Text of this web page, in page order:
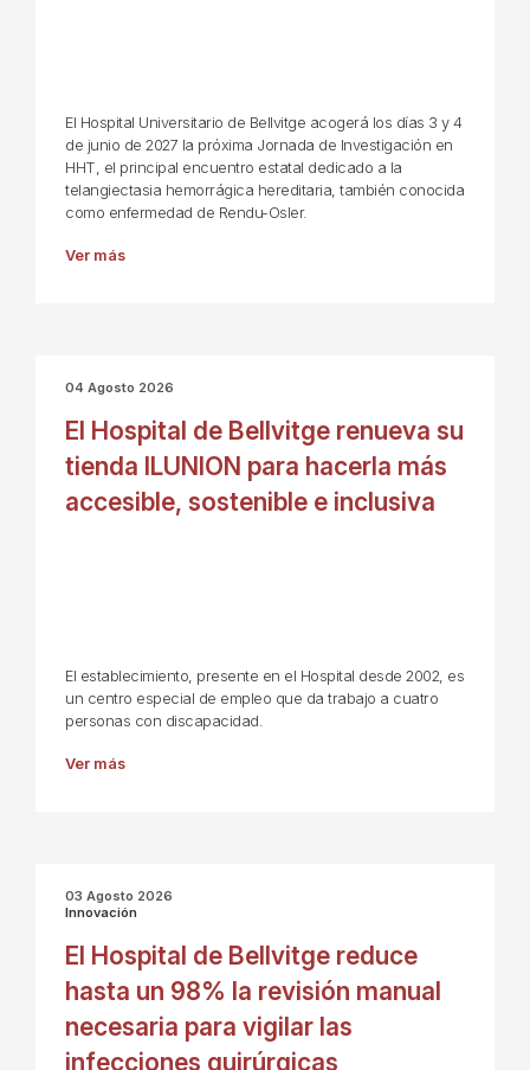
El Hospital Universitario de Bellvitge acogerá los días 3 y 4
de junio de 2027 la próxima Jornada de Investigación en
HHT, el principal encuentro estatal dedicado a la
telangiectasia hemorrágica hereditaria, también conocida
como enfermedad de Rendu-Osler.
Ver más
04 Agosto 2026
El Hospital de Bellvitge renueva su
tienda ILUNION para hacerla más
accesible, sostenible e inclusiva
El establecimiento, presente en el Hospital desde 2002, es
un centro especial de empleo que da trabajo a cuatro
personas con discapacidad.
Ver más
03 Agosto 2026
Innovación
El Hospital de Bellvitge reduce
hasta un 98% la revisión manual
necesaria para vigilar las
infecciones quirúrgicas